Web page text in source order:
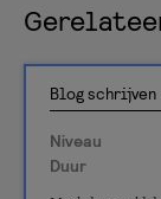
Blog schrijven
Niveau
Duur